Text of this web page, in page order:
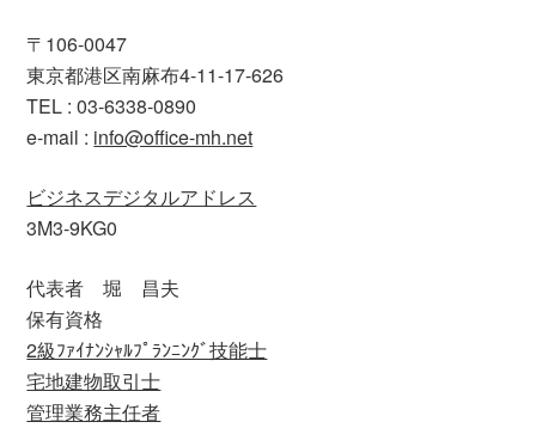
〒106-0047
東京都港区南麻布4-11-17-626
TEL : 03-6338-0890
e-mail : info@office-mh.net
ビジネスデジタルアドレス
3M3-9KG0
代表者 堀 昌夫
保有資格
2級ﾌｧｲﾅﾝｼｬﾙﾌﾟﾗﾝﾆﾝｸﾞ技能士
宅地建物取引士
管理業務主任者